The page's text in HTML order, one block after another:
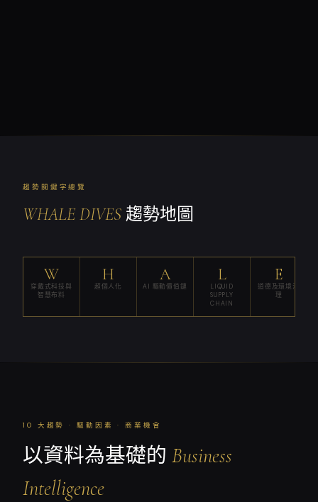
趨勢關鍵字總覽
WHALE DIVES 趨勢地圖
W
穿戴式科技與
智慧布料
H
超個人化
A
AI 驅動價值鏈
L
LIQUID
SUPPLY
CHAIN
E
道德及環境治
理
10 大趨勢 · 驅動因素 · 商業機會
以資料為基礎的 Business
Intelligence